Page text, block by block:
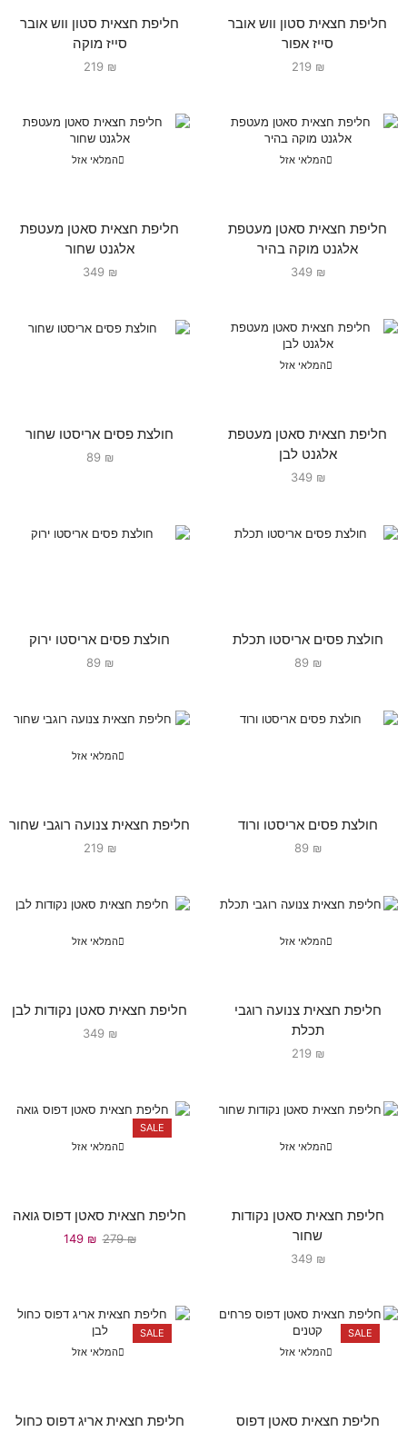
חליפת חצאית סטון ווש אובר
סייז אפור
219 ₪
חליפת חצאית סטון ווש אובר
סייז מוקה
219 ₪
המלאי אזל
חליפת חצאית סאטן מעטפת
אלגנט מוקה בהיר
349 ₪
המלאי אזל
חליפת חצאית סאטן מעטפת
אלגנט שחור
349 ₪
המלאי אזל
חליפת חצאית סאטן מעטפת
אלגנט לבן
349 ₪
חולצת פסים אריסטו שחור
89 ₪
חולצת פסים אריסטו תכלת
89 ₪
חולצת פסים אריסטו ירוק
89 ₪
חולצת פסים אריסטו ורוד
89 ₪
המלאי אזל
חליפת חצאית צנועה רוגבי שחור
219 ₪
המלאי אזל
חליפת חצאית צנועה רוגבי
תכלת
219 ₪
המלאי אזל
חליפת חצאית סאטן נקודות לבן
349 ₪
המלאי אזל
חליפת חצאית סאטן נקודות
שחור
349 ₪
SALE
המלאי אזל
חליפת חצאית סאטן דפוס גואה
279₪
149 ₪
SALE
המלאי אזל
חליפת חצאית סאטן דפוס
SALE
המלאי אזל
חליפת חצאית אריג דפוס כחול